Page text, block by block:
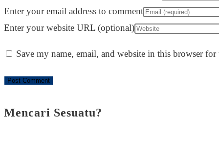
Enter your email address to comment
Enter your website URL (optional)
Save my name, email, and website in this browser
Mencari Sesuatu?